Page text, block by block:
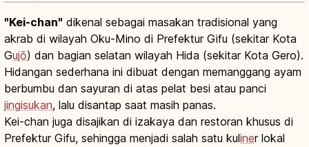
"Kei-chan" dikenal sebagai masakan tradisional yang
akrab di wilayah Oku-Mino di Prefektur Gifu (sekitar Kota
Gujō) dan bagian selatan wilayah Hida (sekitar Kota Gero).
Hidangan sederhana ini dibuat dengan memanggang ayam
berbumbu dan sayuran di atas pelat besi atau panci
jingisukan, lalu disantap saat masih panas.
Kei-chan juga disajikan di izakaya dan restoran khusus di
Prefektur Gifu, sehingga menjadi salah satu kuliner lokal